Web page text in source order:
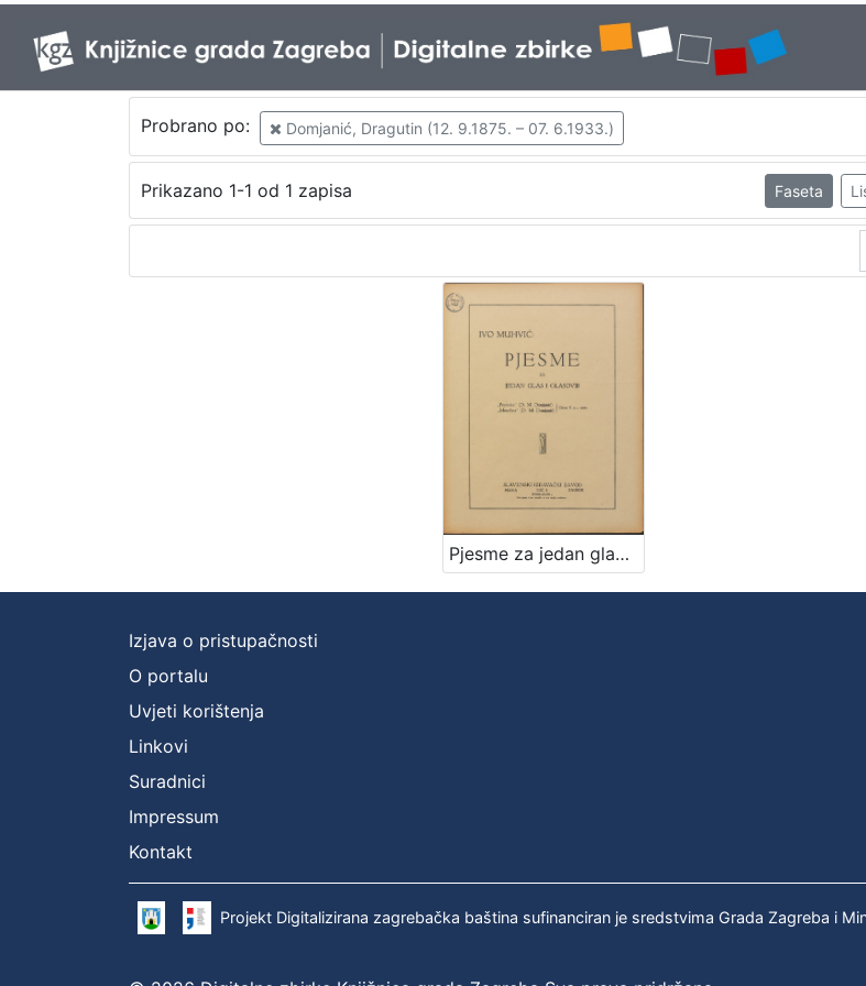
Probrano po: Domjanić, Dragutin (12. 9.1875. – 07. 6.1933.)
Prikazano 1-1 od 1 zapisa Faseta
Pjesme za jedan glas i glasovir / vglazbil Ivo Muhvić ; speval D. M. Domjanić
Izjava o pristupačnosti
O portalu
Uvjeti korištenja
Linkovi
Suradnici
Impressum
Kontakt
Projekt Digitalizirana zagrebačka baština sufinanciran je sredstvima Grada Zagreba i